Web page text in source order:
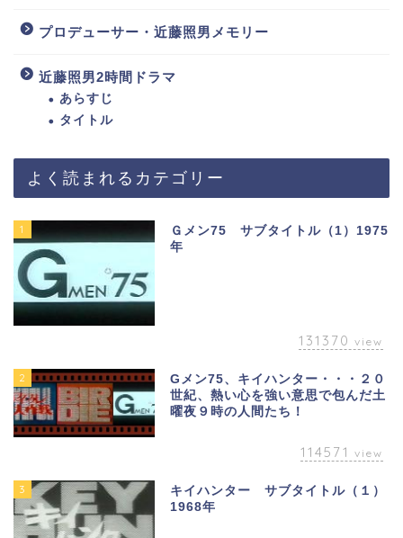
プロデューサー・近藤照男メモリー
近藤照男2時間ドラマ
あらすじ
タイトル
よく読まれるカテゴリー
1
Ｇメン75 サブタイトル（1）1975
年
131370 view
2
Gメン75、キイハンター・・・２０
世紀、熱い心を強い意思で包んだ土
曜夜９時の人間たち！
114571 view
3
キイハンター サブタイトル（１）
1968年